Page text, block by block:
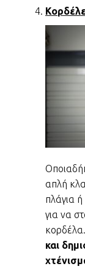
απλή
πλάγια ή
για να
κορδέλα.
και